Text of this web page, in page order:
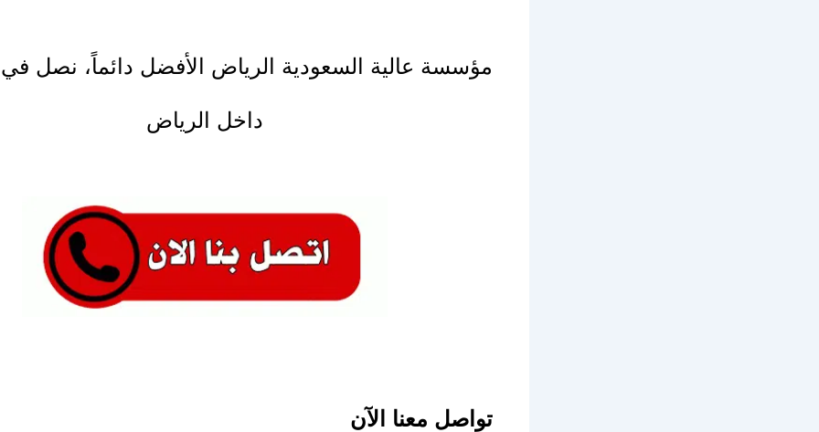
مؤسسة عالية السعودية الرياض الأفضل دائماً، نصل
داخل الرياض
تواصل معنا الآن